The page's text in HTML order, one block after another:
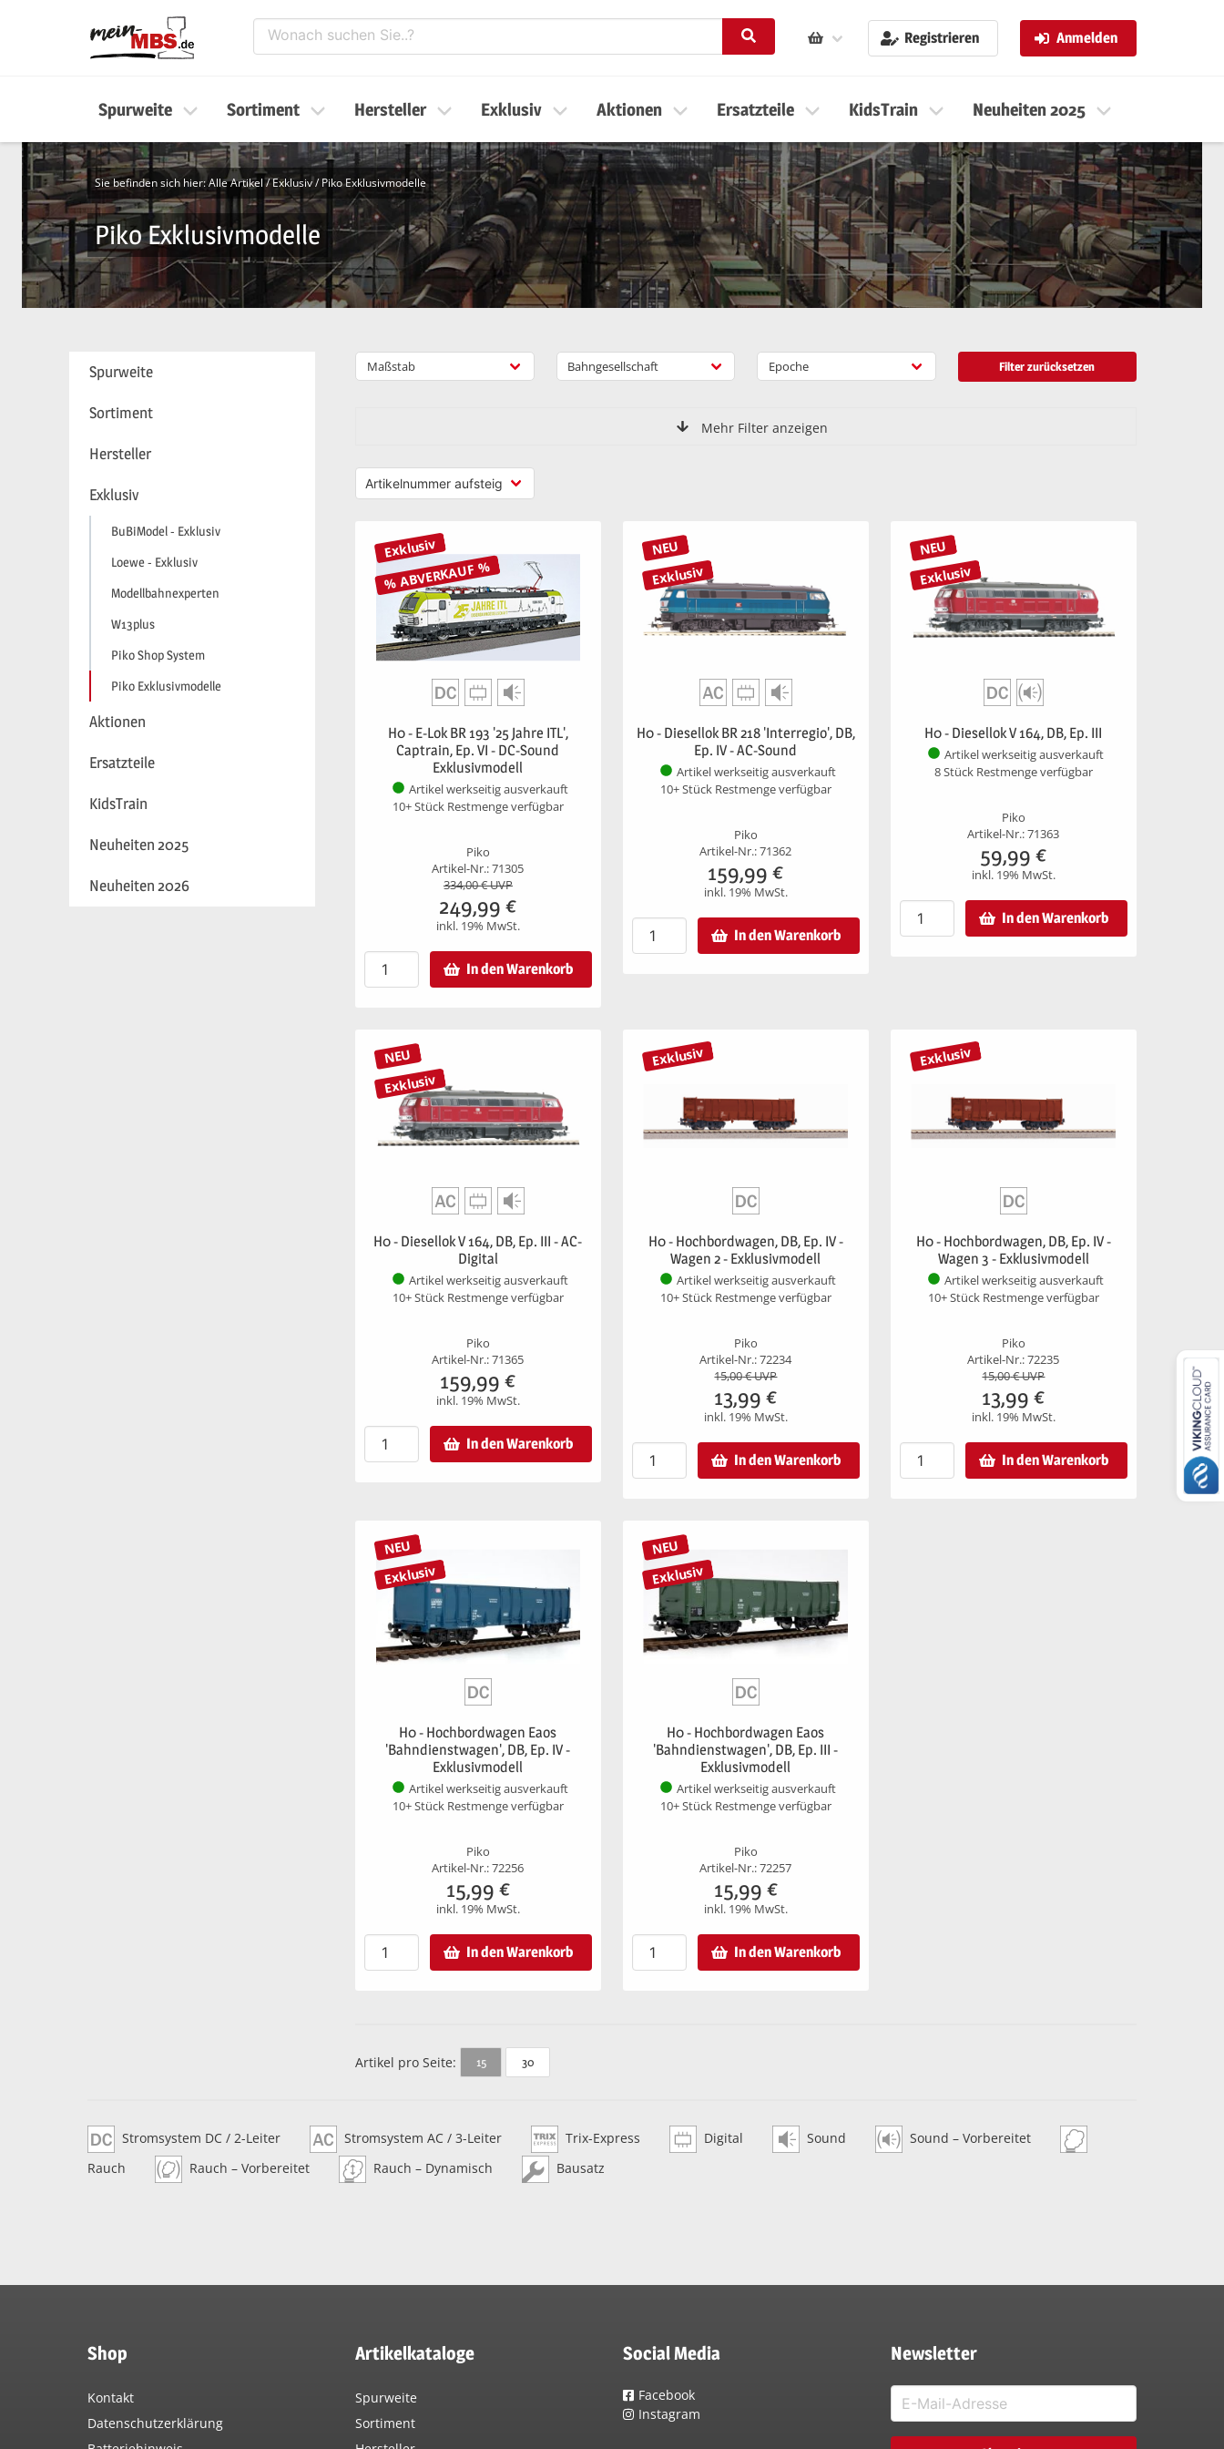
Registrieren Anmelden
Spurweite Sortiment Hersteller Exklusiv Aktionen Ersatzteile KidsTrain Neuheiten 2025
Sie befinden sich hier:Alle Artikel/Exklusiv/Piko Exklusivmodelle
Piko Exklusivmodelle
Spurweite
Sortiment
Hersteller
Exklusiv
BuBiModel - Exklusiv
Loewe - Exklusiv
Modellbahnexperten
W13plus
Piko Shop System
Piko Exklusivmodelle
Aktionen
Ersatzteile
KidsTrain
Neuheiten 2025
Neuheiten 2026
Maßstab Bahngesellschaft Epoche Filter zurücksetzen
Mehr Filter anzeigen
Exklusiv
% ABVERKAUF %
H0 - E-Lok BR 193 '25 Jahre ITL',
Captrain, Ep. VI - DC-Sound
Exklusivmodell
Artikel werkseitig ausverkauft
10+ Stück Restmenge verfügbar
Piko
Artikel-Nr.: 71305
334,00€ UVP
249,99 €
inkl. 19% MwSt.
In den Warenkorb
NEU
Exklusiv
H0 - Diesellok BR 218 'Interregio', DB,
Ep. IV - AC-Sound
Artikel werkseitig ausverkauft
10+ Stück Restmenge verfügbar
Piko
Artikel-Nr.: 71362
159,99 €
inkl. 19% MwSt.
In den Warenkorb
NEU
Exklusiv
H0 - Diesellok V 164, DB, Ep. III
Artikel werkseitig ausverkauft
8 Stück Restmenge verfügbar
Piko
Artikel-Nr.: 71363
59,99 €
inkl. 19% MwSt.
In den Warenkorb
NEU
Exklusiv
H0 - Diesellok V 164, DB, Ep. III - AC-
Digital
Artikel werkseitig ausverkauft
10+ Stück Restmenge verfügbar
Piko
Artikel-Nr.: 71365
159,99 €
inkl. 19% MwSt.
In den Warenkorb
Exklusiv
H0 - Hochbordwagen, DB, Ep. IV -
Wagen 2 - Exklusivmodell
Artikel werkseitig ausverkauft
10+ Stück Restmenge verfügbar
Piko
Artikel-Nr.: 72234
15,00€ UVP
13,99 €
inkl. 19% MwSt.
In den Warenkorb
Exklusiv
H0 - Hochbordwagen, DB, Ep. IV -
Wagen 3 - Exklusivmodell
Artikel werkseitig ausverkauft
10+ Stück Restmenge verfügbar
Piko
Artikel-Nr.: 72235
15,00€ UVP
13,99 €
inkl. 19% MwSt.
In den Warenkorb
NEU
Exklusiv
H0 - Hochbordwagen Eaos
'Bahndienstwagen', DB, Ep. IV -
Exklusivmodell
Artikel werkseitig ausverkauft
10+ Stück Restmenge verfügbar
Piko
Artikel-Nr.: 72256
15,99 €
inkl. 19% MwSt.
In den Warenkorb
NEU
Exklusiv
H0 - Hochbordwagen Eaos
'Bahndienstwagen', DB, Ep. III -
Exklusivmodell
Artikel werkseitig ausverkauft
10+ Stück Restmenge verfügbar
Piko
Artikel-Nr.: 72257
15,99 €
inkl. 19% MwSt.
In den Warenkorb
Artikel pro Seite: 15 30
Stromsystem DC / 2-Leiter Stromsystem AC / 3-Leiter Trix-Express Digital Sound
Sound – Vorbereitet
Rauch
Rauch – Vorbereitet Rauch – Dynamisch Bausatz
Shop
Kontakt
Datenschutzerklärung
Artikelkataloge
Spurweite
Sortiment
Social Media
Facebook
Instagram
Newsletter